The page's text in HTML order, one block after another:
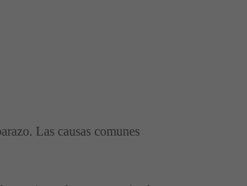
Las causas comunes